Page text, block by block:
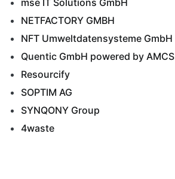
NETFACTORY GMBH
NFT Umweltdatensysteme GmbH
Quentic GmbH powered by AMCS
Resourcify
SOPTIM AG
SYNQONY Group
4waste